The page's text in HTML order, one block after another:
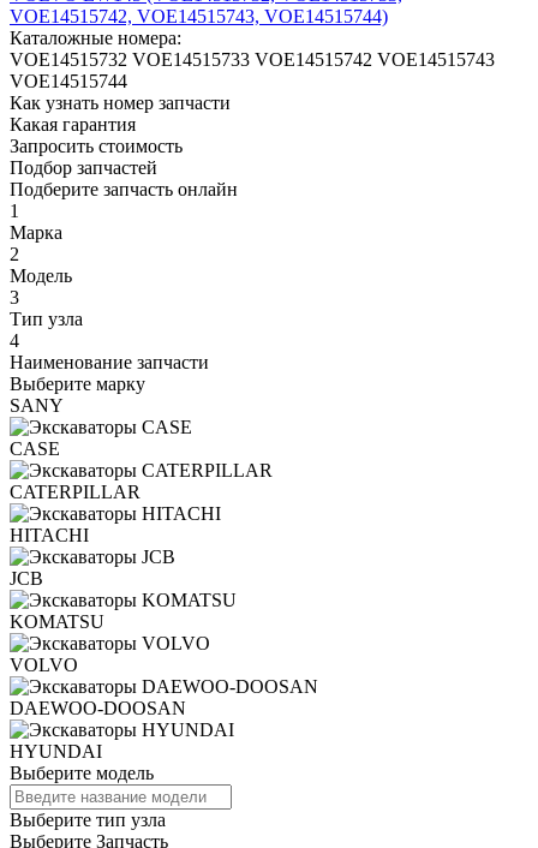
Каталожные номера:
VOE14515732 VOE14515733 VOE14515742 VOE14515743
VOE14515744
Как узнать номер запчасти
Какая гарантия
Запросить стоимость
Подбор запчастей
Подберите запчасть онлайн
1
Марка
2
Модель
3
Тип узла
4
Наименование запчасти
Выберите марку
SANY
CASE
CATERPILLAR
HITACHI
JCB
KOMATSU
VOLVO
DAEWOO-DOOSAN
HYUNDAI
Выберите модель
Выберите тип узла
Выберите Запчасть